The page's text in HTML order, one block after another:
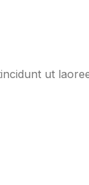
ut